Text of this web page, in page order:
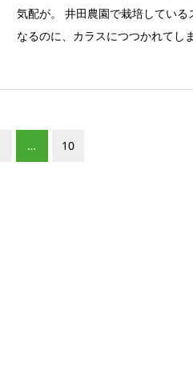
気配が。 井田農園で栽培している
なるのに、カラスにつつかれてし
… 10